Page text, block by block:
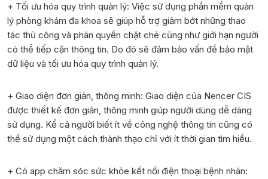
+ Tối ưu hóa quy trình quản lý: Việc sử dụng phần mềm quản
lý phòng khám đa khoa sẽ giúp hỗ trợ giảm bớt những thao
tác thủ công và phân quyền chặt chẽ cũng như giới hạn người
có thể tiếp cận thông tin. Do đó sẽ đảm bảo vấn đề bảo mật
dữ liệu và tối ưu hóa quy trình quản lý.
+ Giao diện đơn giản, thông minh: Giao diện của Nencer CIS
được thiết kế đơn giản, thông minh giúp người dùng dễ dàng
sử dụng. Kể cả người biết ít về công nghệ thông tin cũng có
thể sử dụng một cách thành thạo chỉ với ít thời gian tìm hiểu.
+ Có app chăm sóc sức khỏe kết nối điện thoại bệnh nhân: